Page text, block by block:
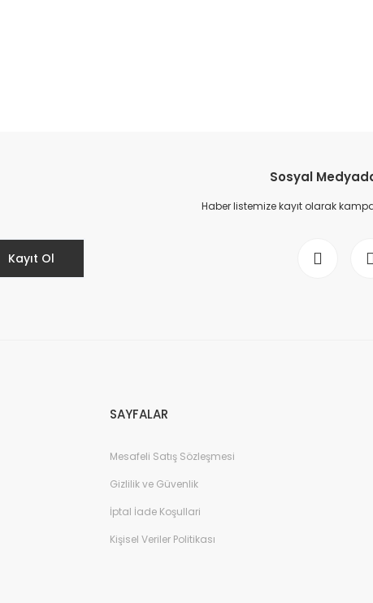
Kayıt Ol
Sosyal
Haber listemize kayıt olarak
SAYFALAR
Mesafeli Satış Sözleşmesi
Gizlilik ve Güvenlik
İptal İade Koşullari
Kişisel Veriler Politikası